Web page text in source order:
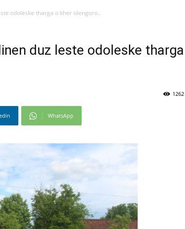
odoleske tharga o kher olengoro..
duz leste odoleske tharga
1262
WhatsApp